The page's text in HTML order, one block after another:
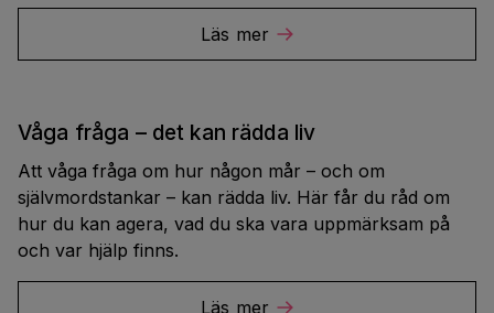
Läs mer
Våga fråga – det kan rädda liv
Att våga fråga om hur någon mår – och om
självmordstankar – kan rädda liv. Här får du råd om
hur du kan agera, vad du ska vara uppmärksam på
och var hjälp finns.
Läs mer